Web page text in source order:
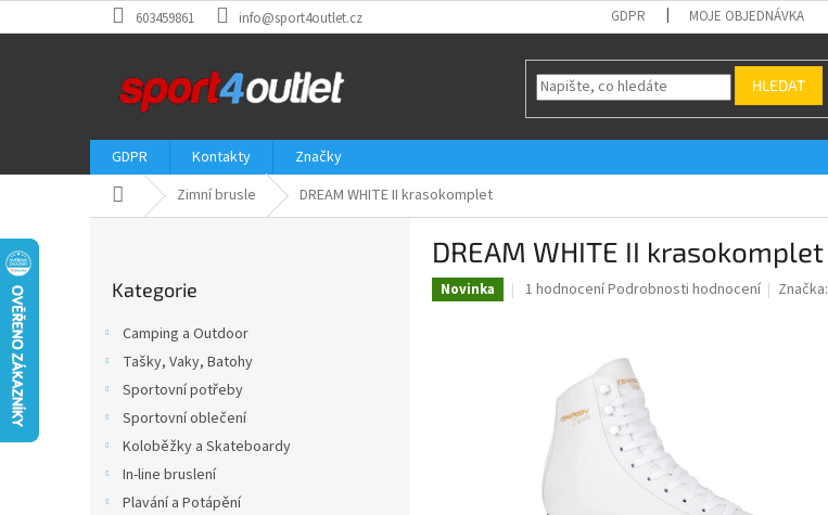
na
603459861 info@sport4outlet.cz GDPR MOJE OBJEDNÁVKA
HLEDAT
GDPR Kontakty
Značky
Domů Zimní brusle DREAM WHITE II krasokomplet
kategorie
Kategorie
Camping a Outdoor
Tašky, Vaky, Batohy
Sportovní potřeby
Sportovní oblečení
Koloběžky a Skateboardy
In-line bruslení
Plavání a Potápění
DREAM WHITE II krasokomplet
Novinka
Průměrné
hvězdiček.
1 hodnoceníPodrobnosti hodnocení Značka: